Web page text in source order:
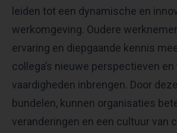
leiden tot een dynamische en
werkomgeving. Oudere
ervaring en diepgaande kennis
collega’s nieuwe perspectieven
vaardigheden inbrengen. Door
bundelen, kunnen organisaties
veranderingen en een cultuur van